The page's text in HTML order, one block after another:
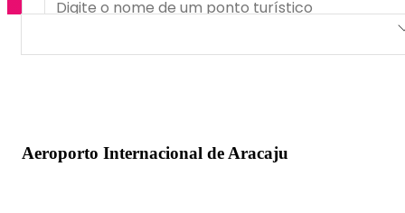
Aeroporto Internacional de Aracaju